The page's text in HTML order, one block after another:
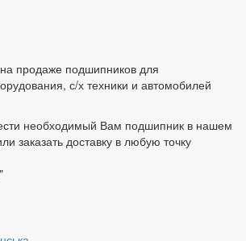
продаже подшипников для
с/х техники и автомобилей
необходимый Вам подшипник в нашем
заказать доставку в любую точку